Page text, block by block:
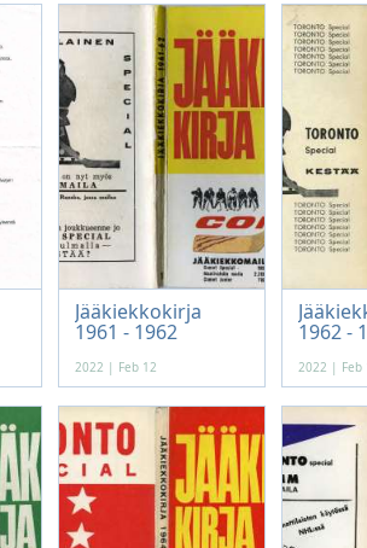
Jääkiekkokirja
1961 - 1962
2022 | Feb 12
1962 -
2022 | Feb